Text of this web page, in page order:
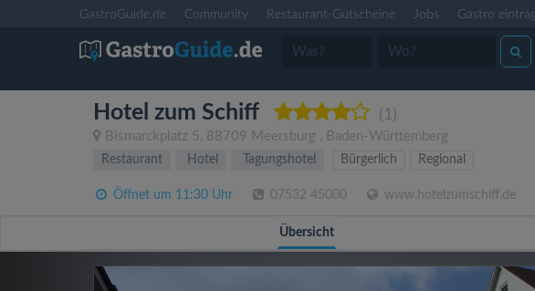
GastroGuide.de Community Restaurant-Gutscheine Jobs Gastro
Hotel zum Schiff (1)
Bismarckplatz 5 , 88709 Meersburg , Baden-Württemberg
Restaurant
Hotel Tagungshotel Bürgerlich Regional
Öffnet um 11:30 Uhr 07532 45000 www.hotelzumschiff.de
Übersicht